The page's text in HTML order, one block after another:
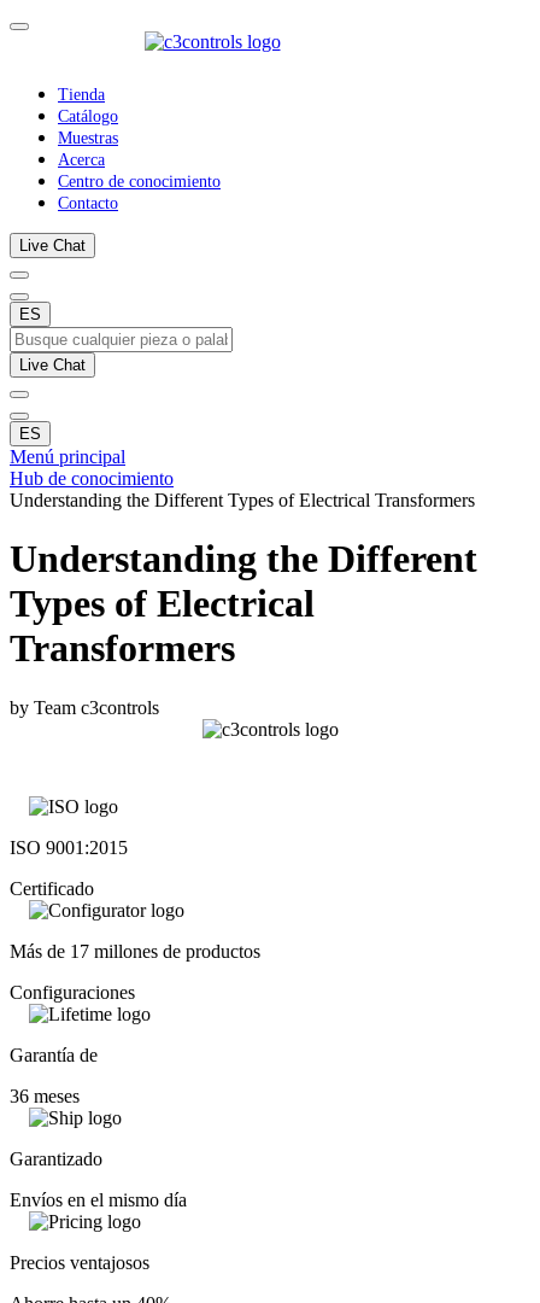
Tienda
Catálogo
Muestras
Acerca
Centro de conocimiento
Contacto
Live Chat
ES
Live Chat
ES
Menú principal
Hub de conocimiento
Understanding the Different Types of Electrical Transformers
Understanding the Different
Types of Electrical
Transformers
by Team c3controls
ISO 9001:2015
Certificado
Más de 17 millones de productos
Configuraciones
Garantía de
36 meses
Garantizado
Envíos en el mismo día
Precios ventajosos